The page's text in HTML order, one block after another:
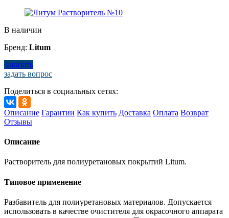
В наличии
Бренд: Litum
Заказать
задать вопрос
Поделиться в социальных сетях:
Описание Гарантии Как купить Доставка Оплата Возврат
Отзывы
Описание
Растворитель для полиуретановых покрытий Litum.
Типовое применение
Разбавитель для полиуретановых материалов. Допускается
использовать в качестве очистителя для окрасочного аппарата